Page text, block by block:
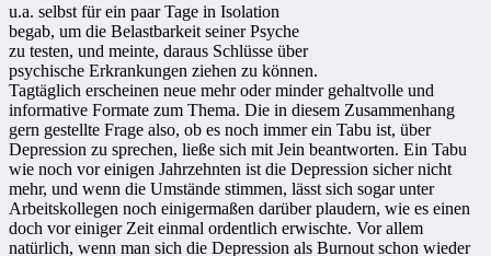
u.a. selbst für ein paar Tage in Isolation
begab, um die Belastbarkeit seiner Psyche
zu testen, und meinte, daraus Schlüsse über
psychische Erkrankungen ziehen zu können.
Tagtäglich erscheinen neue mehr oder minder gehaltvolle und
informative Formate zum Thema. Die in diesem Zusammenhang
gern gestellte Frage also, ob es noch immer ein Tabu ist, über
Depression zu sprechen, ließe sich mit Jein beantworten. Ein Tabu
wie noch vor einigen Jahrzehnten ist die Depression sicher nicht
mehr, und wenn die Umstände stimmen, lässt sich sogar unter
Arbeitskollegen noch einigermaßen darüber plaudern, wie es einen
doch vor einiger Zeit einmal ordentlich erwischte. Vor allem
natürlich, wenn man sich die Depression als Burnout schon wieder